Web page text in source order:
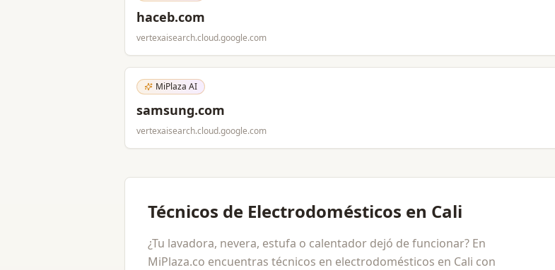
haceb.com
vertexaisearch.cloud.google.com
MiPlaza AI
samsung.com
vertexaisearch.cloud.google.com
Técnicos de Electrodomésticos en Cali
¿Tu lavadora, nevera, estufa o calentador dejó de funcionar? En
MiPlaza.co encuentras técnicos en electrodomésticos en Cali con